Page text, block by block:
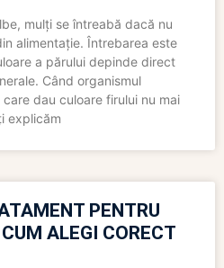
mulți se întreabă dacă nu
alimentație. Întrebarea este
a părului depinde direct
Când organismul
dau culoare firului nu mai
explicăm
PENTRU
ALEGI CORECT